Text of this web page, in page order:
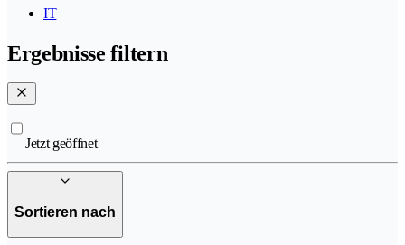
IT
Ergebnisse filtern
Jetzt geöffnet
Sortieren nach